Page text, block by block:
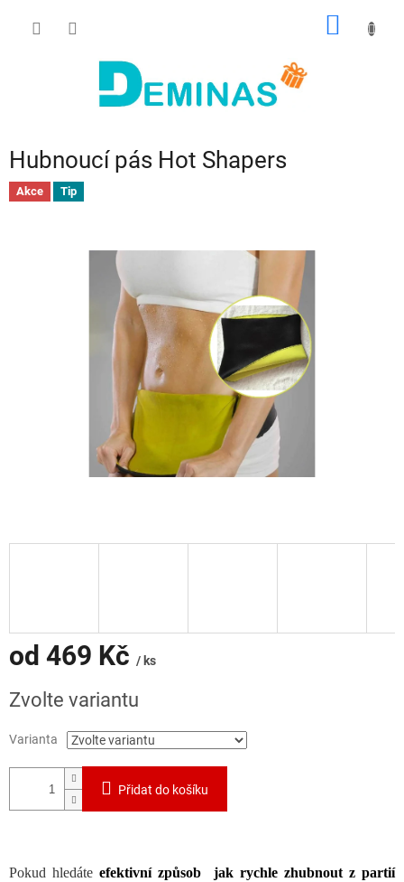
Hubnoucí pás Hot Shapers
Akce Tip
od 469 Kč / ks
cena:
Zvolte variantu
Varianta
Přidat do košíku
Pokud hledáte efektivní způsob
jak rychle zhubnout z partií